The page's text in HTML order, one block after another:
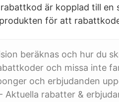
är kopplad till en
för att
beräknas och hur du
och missa inte
och erbjudanden
rabatter &